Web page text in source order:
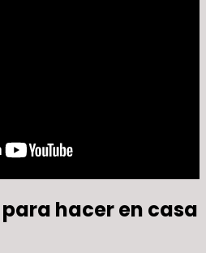
hacer en casa